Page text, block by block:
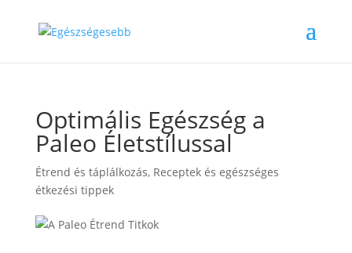
Optimális Egészség a
Paleo Életstílussal
Étrend és táplálkozás, Receptek és egészséges
étkezési tippek